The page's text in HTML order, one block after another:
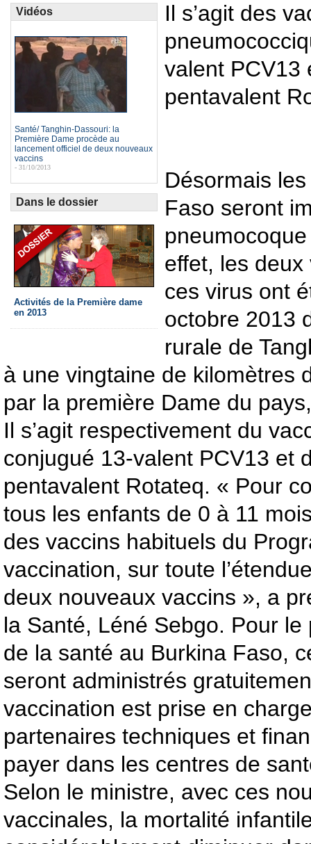
Vidéos
Santé/ Tanghin-Dassouri: la
Première Dame procède au
lancement officiel de deux nouveaux
vaccins
- 31/10/2013
Dans le dossier
Activités de la Première dame
en 2013
Il s’agit des
valent PCV13
pentavalent
Désormais
Faso seront
effet, les
ces virus ont
octobre 2013
rurale de
à une vingtaine de kilomètres
par la première Dame du
Il s’agit respectivement du
conjugué 13-valent PCV13 et
pentavalent Rotateq. « Pour
tous les enfants de 0 à 11
des vaccins habituels du
vaccination, sur toute
deux nouveaux vaccins », a
la Santé, Léné Sebgo. Pour
de la santé au Burkina Faso,
seront administrés
vaccination est prise en
partenaires techniques et
payer dans les centres de
Selon le ministre, avec ces
vaccinales, la mortalité